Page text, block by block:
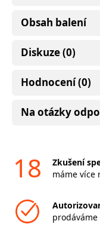
Obsah balení
Diskuze (0)
Hodnocení (0)
Na otázky
18
Zkušení
máme více